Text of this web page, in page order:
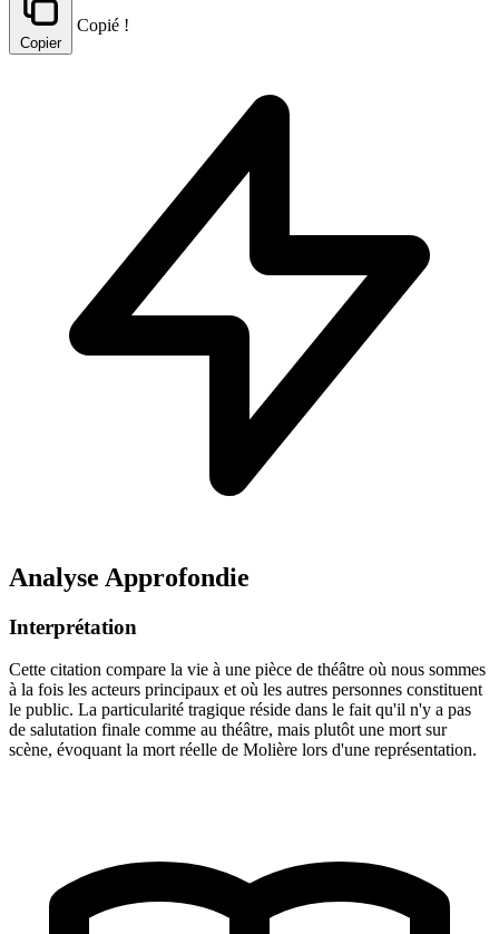
Copier
Copié !
Analyse Approfondie
Interprétation
Cette citation compare la vie à une pièce de théâtre où nous sommes
à la fois les acteurs principaux et où les autres personnes constituent
le public. La particularité tragique réside dans le fait qu'il n'y a pas
de salutation finale comme au théâtre, mais plutôt une mort sur
scène, évoquant la mort réelle de Molière lors d'une représentation.